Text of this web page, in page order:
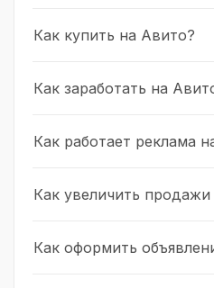
Как купить на Авито?
Как заработать на
Как работает реклама
Как увеличить
Как оформить